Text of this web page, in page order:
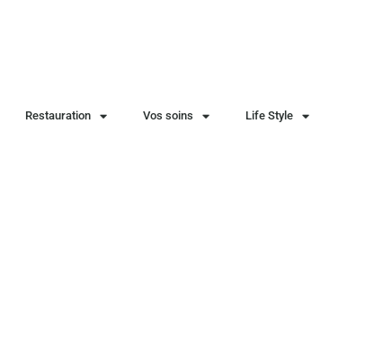
Restauration Vos soins Life Style